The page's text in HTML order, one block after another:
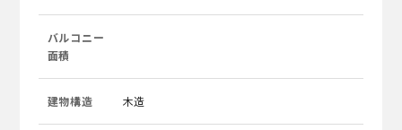
バルコニー
面積
建物構造 木造